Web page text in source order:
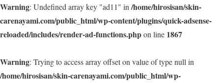
Warning: Undefined array key "ad11" in /home/hirosisan/skin-
carenayami.com/public_html/wp-content/plugins/quick-adsense-
reloaded/includes/render-ad-functions.phpon line 1867
Warning: Trying to access array offset on value of type null in
/home/hirosisan/skin-carenayami.com/public_html/wp-